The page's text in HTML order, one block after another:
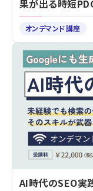
果が出る時短
オンデマンド講座
AI時代のSEO実